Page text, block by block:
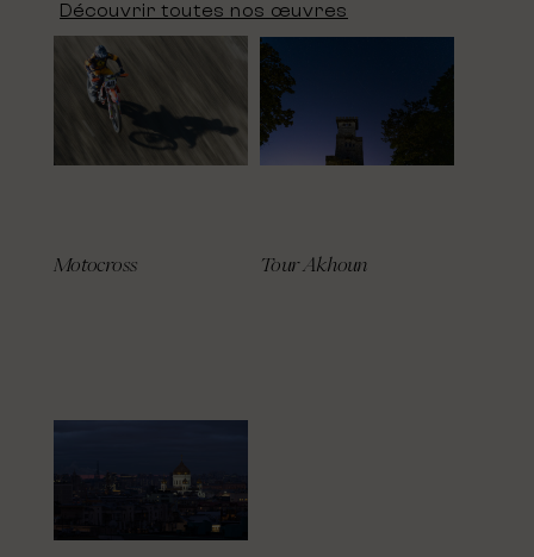
Découvrir toutes nos œuvres
Motocross Tour Akhoun